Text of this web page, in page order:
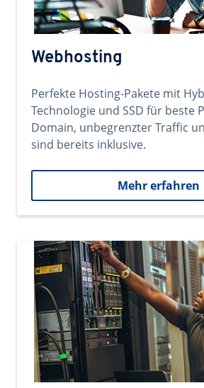
Webhosting
Perfekte Hosting-Pakete mit
Technologie und SSD für beste
Domain, unbegrenzter Traffic
sind bereits inklusive.
Mehr erfahren